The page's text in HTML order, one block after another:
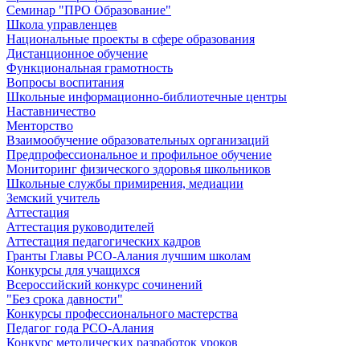
Семинар "ПРО Образование"
Школа управленцев
Национальные проекты в сфере образования
Дистанционное обучение
Функциональная грамотность
Вопросы воспитания
Школьные информационно-библиотечные центры
Наставничество
Менторство
Взаимообучение образовательных организаций
Предпрофессиональное и профильное обучение
Мониторинг физического здоровья школьников
Школьные службы примирения, медиации
Земский учитель
Аттестация
Аттестация руководителей
Аттестация педагогических кадров
Гранты Главы РСО-Алания лучшим школам
Конкурсы для учащихся
Всероссийский конкурс сочинений
"Без срока давности"
Конкурсы профессионального мастерства
Педагог года РСО-Алания
Конкурс методических разработок уроков